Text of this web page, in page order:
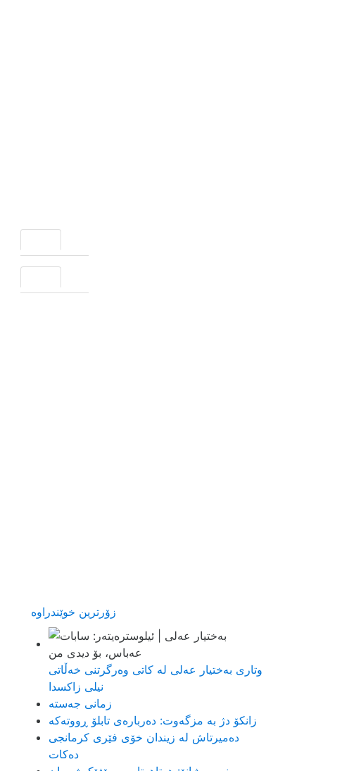
زۆرترین خوێندراوە
وتاری بەختیار عەلی لە کاتی وەرگرتنی خەڵاتی
نیلی زاکسدا
زمانی جەستە
زانکۆ دژ بە مزگەوت: دەربارەى تابلۆ ڕووتەکە
ده‌میرتاش له‌ زیندان خۆی فێری كرمانجی
ده‌كات